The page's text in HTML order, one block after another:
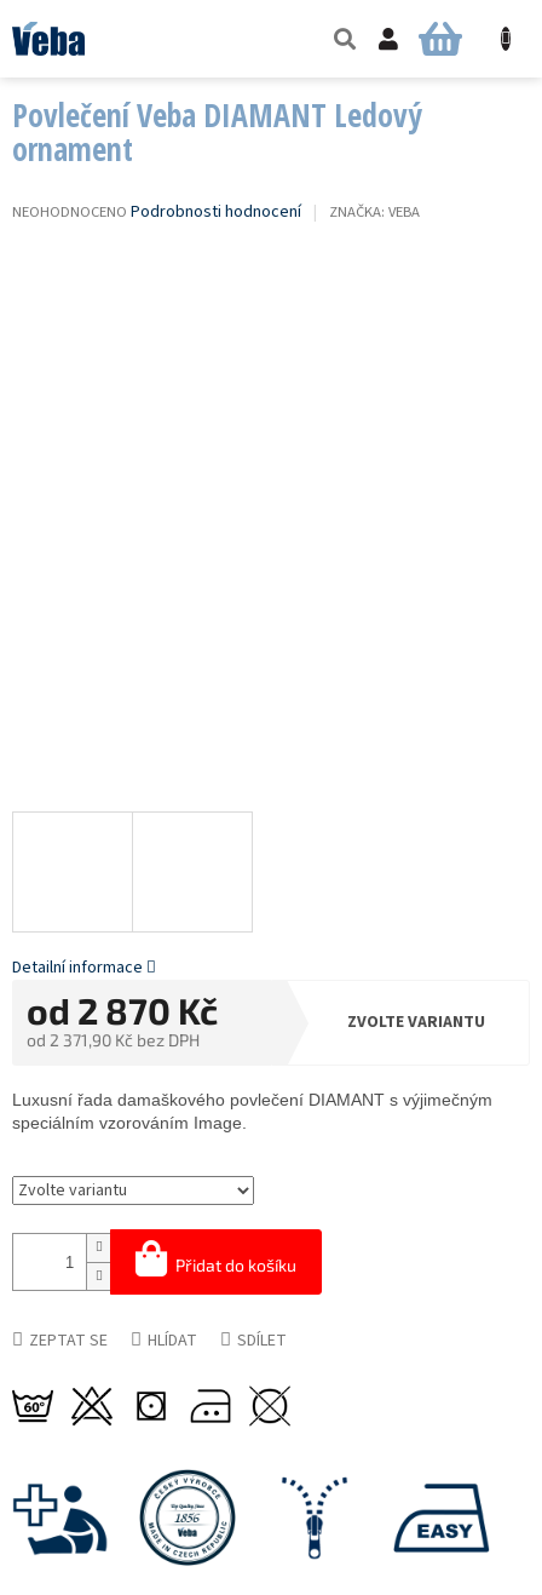
na
obsah
NÁKUPNÍ
Povlečení Veba DIAMANT Ledový
ornament
PRŮMĚRNÉ
NEOHODNOCENO Podrobnosti hodnocení ZNAČKA: VEBA
od 2 870 Kč
od 2 371,90 Kč bez DPH
ZVOLTE VARIANTU
Přidat do košíku
Luxusní řada damaškového povlečení DIAMANT s výjimečným
speciálním vzorováním Image.
Detailní informace
ZEPTAT SE HLÍDAT SDÍLET